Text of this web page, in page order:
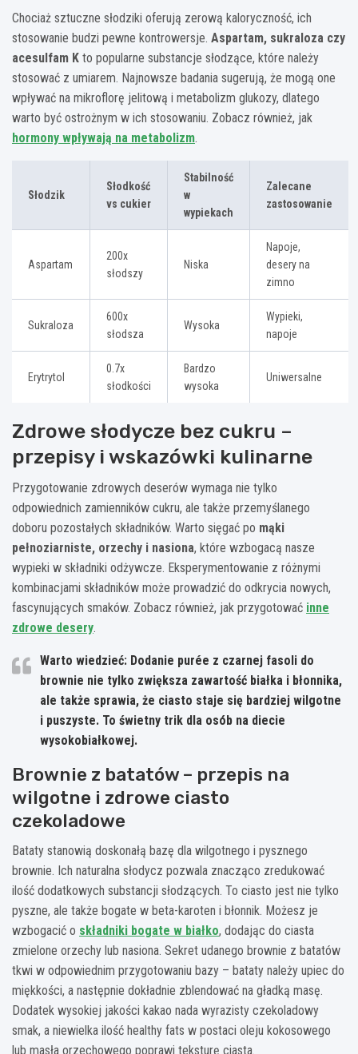
Chociaż sztuczne słodziki oferują zerową kaloryczność, ich
stosowanie budzi pewne kontrowersje. Aspartam, sukraloza czy
acesulfam K to popularne substancje słodzące, które należy
stosować z umiarem. Najnowsze badania sugerują, że mogą one
wpływać na mikroflorę jelitową i metabolizm glukozy, dlatego
warto być ostrożnym w ich stosowaniu. Zobacz również, jak
hormony wpływają na metabolizm.
Słodzik
Słodkość
vs cukier
Stabilność
w
wypiekach
Zalecane
zastosowanie
Aspartam
200x
słodszy
Niska
Napoje,
desery na
zimno
Sukraloza
600x
słodsza
Wysoka
Wypieki,
napoje
Erytrytol
0.7x
słodkości
Bardzo
wysoka
Uniwersalne
Zdrowe słodycze bez cukru –
przepisy i wskazówki kulinarne
Przygotowanie zdrowych deserów wymaga nie tylko
odpowiednich zamienników cukru, ale także przemyślanego
doboru pozostałych składników. Warto sięgać po mąki
pełnoziarniste, orzechy i nasiona, które wzbogacą nasze
wypieki w składniki odżywcze. Eksperymentowanie z różnymi
kombinacjami składników może prowadzić do odkrycia nowych,
fascynujących smaków. Zobacz również, jak przygotować inne
zdrowe desery.
Warto wiedzieć: Dodanie purée z czarnej fasoli do
brownie nie tylko zwiększa zawartość białka i błonnika,
ale także sprawia, że ciasto staje się bardziej wilgotne
i puszyste. To świetny trik dla osób na diecie
wysokobiałkowej.
Brownie z batatów – przepis na
wilgotne i zdrowe ciasto
czekoladowe
Bataty stanowią doskonałą bazę dla wilgotnego i pysznego
brownie. Ich naturalna słodycz pozwala znacząco zredukować
ilość dodatkowych substancji słodzących. To ciasto jest nie tylko
pyszne, ale także bogate w beta-karoten i błonnik. Możesz je
wzbogacić o składniki bogate w białko, dodając do ciasta
zmielone orzechy lub nasiona. Sekret udanego brownie z batatów
tkwi w odpowiednim przygotowaniu bazy – bataty należy upiec do
miękkości, a następnie dokładnie zblendować na gładką masę.
Dodatek wysokiej jakości kakao nada wyrazisty czekoladowy
smak, a niewielka ilość healthy fats w postaci oleju kokosowego
lub masła orzechowego poprawi teksturę ciasta.